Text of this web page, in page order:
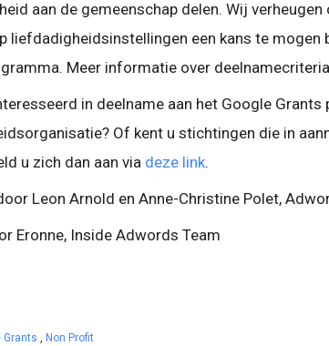
aan de gemeenschap delen. Wij verheugen
liefdadigheidsinstellingen een kans te mogen
Meer informatie over
in deelname aan het Google
Of kent u stichtingen die in
u zich dan aan via deze link.
Leon Arnold en Anne-Christine Polet,
Eronne, Inside Adwords Team
Grants , Non Profit